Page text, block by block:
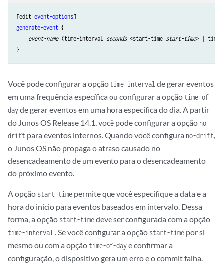
[edit event-options
generate-event {
event-name (time-interval seconds <start-time start-time> |
Você pode configurar a opção time-interval de gerar eventos
em uma frequência específica ou configurar a opção time-of-
dayde gerar eventos em uma hora específica do dia. A partir
do Junos OS Release 14.1, você pode configurar a opção no-
drift para eventos internos. Quando você configura no-drift,
o Junos OS não propaga o atraso causado no
desencadeamento de um evento para o desencadeamento
do próximo evento.
A opção start-time permite que você especifique a data e a
hora do início para eventos baseados em intervalo. Dessa
forma, a opção start-timedeve ser configurada com a opção
time-interval . Se você configurar a opção start-time por si
mesmo ou com a opção time-of-daye confirmar a
configuração, o dispositivo gera um erro e o commit falha.